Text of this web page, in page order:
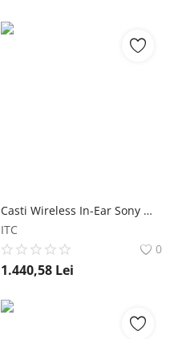
Casti Wireless In-Ear Sony WF-1000XM5B Casti Wireless In-Ear Sony WF-1000XM5B Sony
ITC
0
1.440,58 Lei